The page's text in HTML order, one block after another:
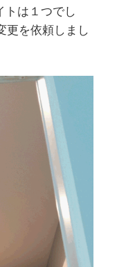
トは１つでし
更を依頼しまし